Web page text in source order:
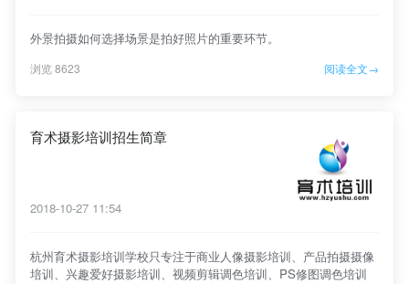
外景拍摄如何选择场景是拍好照片的重要环节。
浏览 8623 阅读全文→
育术摄影培训招生简章
2018-10-27 11:54
杭州育术摄影培训学校只专注于商业人像摄影培训、产品拍摄摄像
培训、兴趣爱好摄影培训、视频剪辑调色培训、PS修图调色培训